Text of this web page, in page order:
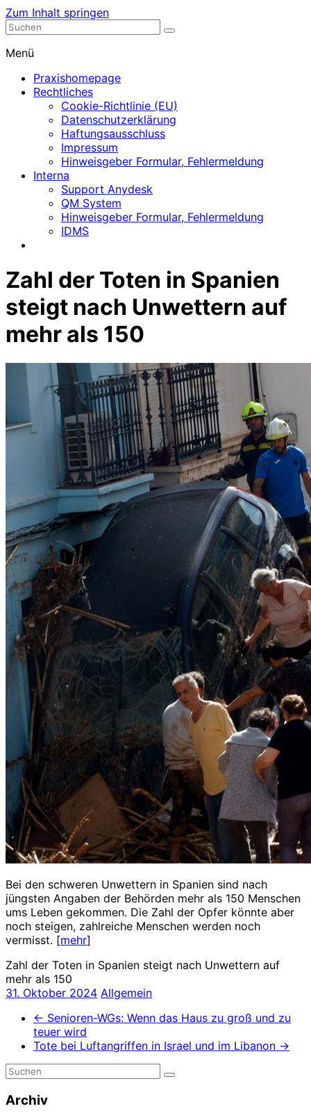
Zum Inhalt springen
Nephrologische Praxis mit Dialyse
Menü
Praxishomepage
Rechtliches
Cookie-Richtlinie (EU)
Datenschutzerklärung
Haftungsausschluss
Impressum
Hinweisgeber Formular, Fehlermeldung
Interna
Support Anydesk
QM System
Hinweisgeber Formular, Fehlermeldung
IDMS
Zahl der Toten in Spanien
steigt nach Unwettern auf
mehr als 150
Bei den schweren Unwettern in Spanien sind nach
jüngsten Angaben der Behörden mehr als 150 Menschen
ums Leben gekommen. Die Zahl der Opfer könnte aber
noch steigen, zahlreiche Menschen werden noch
vermisst. [mehr]
Zahl der Toten in Spanien steigt nach Unwettern auf
mehr als 150
31. Oktober 2024 Allgemein
← Senioren-WGs: Wenn das Haus zu groß und zu
teuer wird
Tote bei Luftangriffen in Israel und im Libanon →
Archiv